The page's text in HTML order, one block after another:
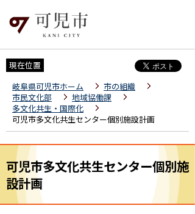
現在位置
岐阜県可児市ホーム
市の組織
市民文化部
地域協働課
多文化共生・国際化
可児市多文化共生センター個別施設計画
可児市多文化共生センター個別施
設計画